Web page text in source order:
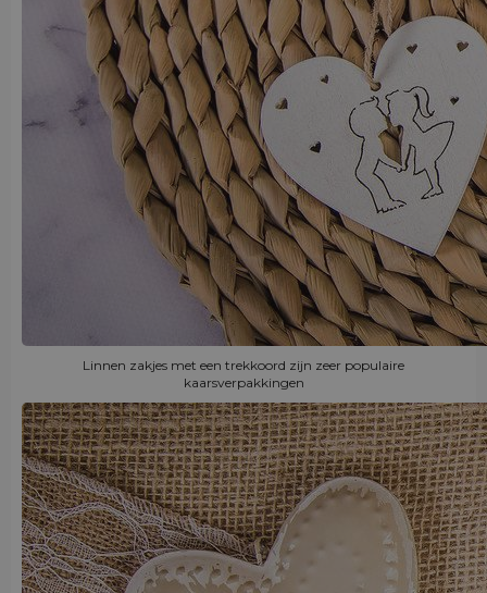
Linnen zakjes met een trekkoord zijn zeer populaire
kaarsverpakkingen